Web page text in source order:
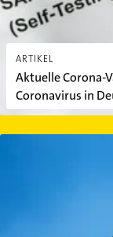
ARTIKEL
Aktuelle Corona-
Coronavirus in
Tollwut beim